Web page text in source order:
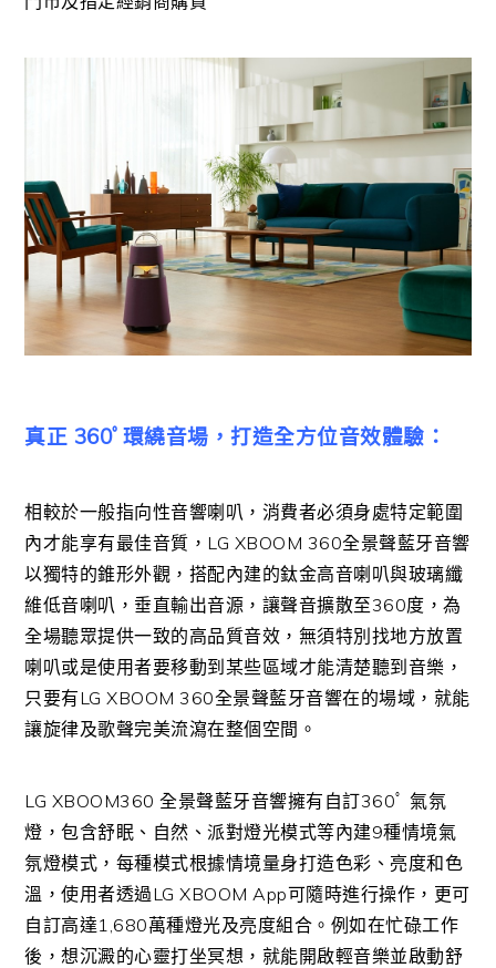
真正 360ﾟ環繞音場，打造全方位音效體驗：
相較於一般指向性音響喇叭，消費者必須身處特定範圍
內才能享有最佳音質，LG XBOOM 360全景聲藍牙音響
以獨特的錐形外觀，搭配內建的鈦金高音喇叭與玻璃纖
維低音喇叭，垂直輸出音源，讓聲音擴散至360度，為
全場聽眾提供一致的高品質音效，無須特別找地方放置
喇叭或是使用者要移動到某些區域才能清楚聽到音樂，
只要有LG XBOOM 360全景聲藍牙音響在的場域，就能
讓旋律及歌聲完美流瀉在整個空間。
LG XBOOM360 全景聲藍牙音響擁有自訂360ﾟ 氣氛
燈，包含舒眠、自然、派對燈光模式等內建9種情境氣
氛燈模式，每種模式根據情境量身打造色彩、亮度和色
溫，使用者透過LG XBOOM App可隨時進行操作，更可
自訂高達1,680萬種燈光及亮度組合。例如在忙碌工作
後，想沉澱的心靈打坐冥想，就能開啟輕音樂並啟動舒